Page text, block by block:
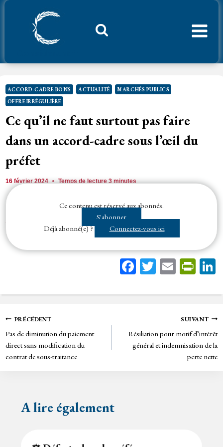
Aller
ACCORD-CADRE BONS ACTUALITÉ
MARCHÉS PUBLICS
OFFRE IRRÉGULIÈRE
Ce qu’il ne faut surtout pas faire
dans un accord-cadre sous l’œil du
préfet
16 février 2024 Temps de lecture3minutes
Le représentant de l’État, dans le cadre du contrôle de la légalité d’un
, obtient du juge des référés la suspension de...
Ce contenu est réservé aux abonnés.
S'abonner
Déjà abonné(e) ?
Connectez-vous ici
Fa
bo
T
tt
E
ail
Pr
tF
rie
n
dl
y
Navigation
de
l’article
PRÉCÉDENT
Pas de diminution du paiement
direct sans modification du
contrat de sous-traitance
SUIVANT
Résiliation pour motif d’intérêt
général et indemnisation de la
perte nette
A lire également